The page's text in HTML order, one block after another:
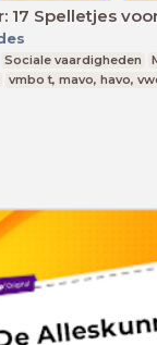
17 Spelletjes
Sociale vaardigheden
vmbo t, mavo, havo,